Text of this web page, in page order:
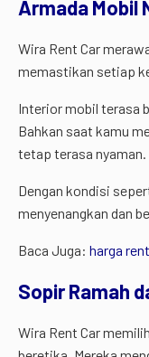
Armada Mobil
Wira Rent Car
memastikan setiap
Interior mobil terasa
Bahkan saat kamu
tetap terasa nyaman.
Dengan kondisi
menyenangkan dan
Baca Juga: harga
Sopir Ramah
Wira Rent Car